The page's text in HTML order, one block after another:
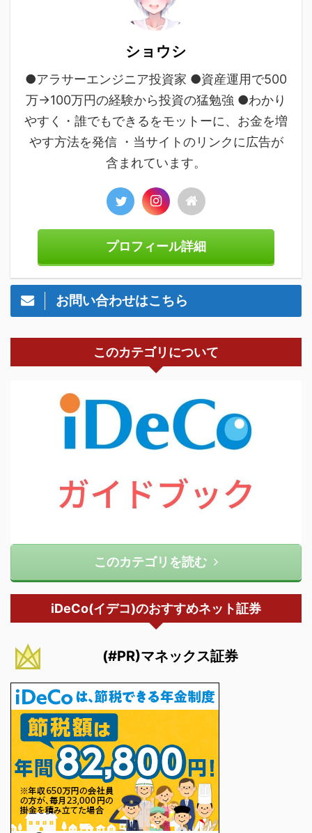
ショウシ
●アラサーエンジニア投資家 ●資産運用で500
万→100万円の経験から投資の猛勉強 ●わかり
やすく・誰でもできるをモットーに、お金を増
やす方法を発信 ・当サイトのリンクに広告が
含まれています。
プロフィール詳細
お問い合わせはこちら
このカテゴリについて
このカテゴリを読む
iDeCo(イデコ)のおすすめネット証券
(#PR)マネックス証券